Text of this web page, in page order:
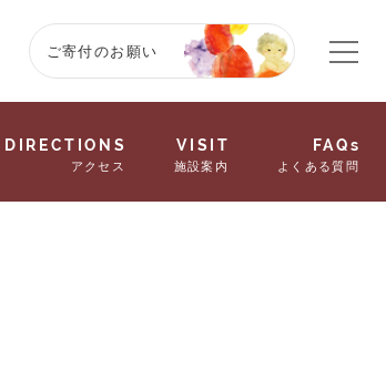
ご寄付のお願い
DIRECTIONS
アクセス
VISIT
施設案内
FAQs
よくある質問